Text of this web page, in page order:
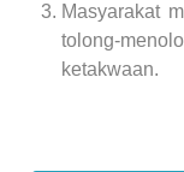
Masyarakat
tolong-
ketakwaan.